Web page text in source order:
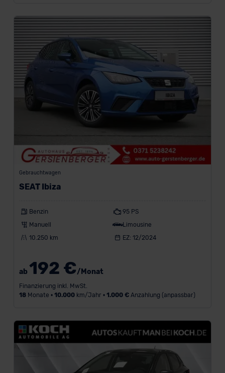
Gebrauchtwagen
SEAT Ibiza
Benzin
95 PS
Manuell
Limousine
10.250 km
EZ: 12/2024
ab 192 €/Monat
Finanzierung inkl. MwSt.
18Monate • 10.000km/Jahr • 1.000 €Anzahlung (anpassbar)